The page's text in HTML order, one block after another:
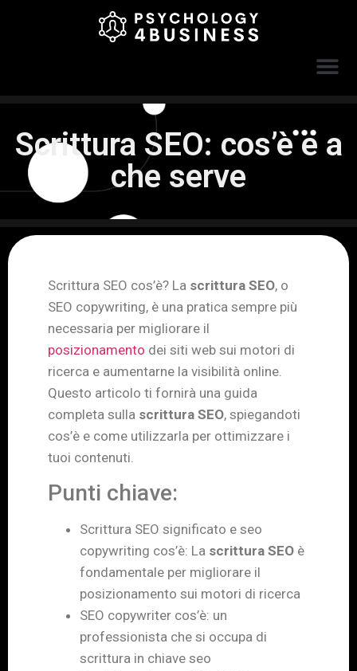
Scrittura SEO: cos’è e a
che serve
Scrittura SEO cos’è? La scrittura SEO, o
SEO copywriting, è una pratica sempre più
necessaria per migliorare il
posizionamento dei siti web sui motori di
ricerca e aumentarne la visibilità online.
Questo articolo ti fornirà una guida
completa sulla scrittura SEO, spiegandoti
cos’è e come utilizzarla per ottimizzare i
tuoi contenuti.
Punti chiave:
Scrittura SEO significato e seo
copywriting cos’è: La scrittura SEO è
fondamentale per migliorare il
posizionamento sui motori di ricerca
SEO copywriter cos’è: un
professionista che si occupa di
scrittura in chiave seo